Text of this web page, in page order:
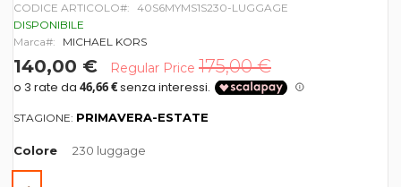
di
immagini
CODICE ARTICOLO
40S6MYMS1S230-LUGGAGE
DISPONIBILE
Marca
MICHAEL KORS
140,00 € Regular Price 175,00 €
STAGIONE: PRIMAVERA-ESTATE
Colore 230 luggage